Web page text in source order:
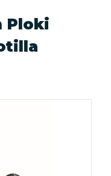
Ploki